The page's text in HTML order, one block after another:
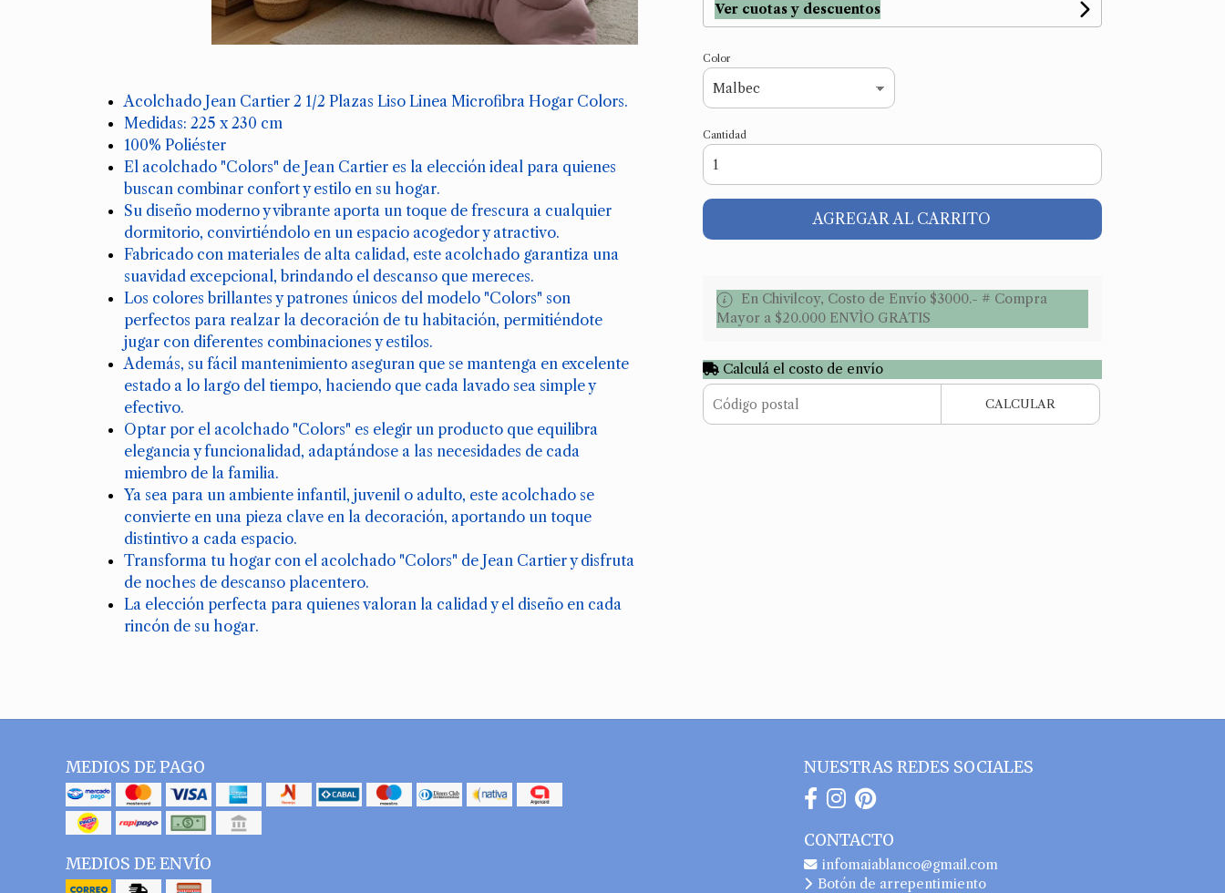
Acolchado Jean Cartier 2 1/2 Plazas Liso Linea Microfibra Hogar Colors.
Medidas: 225 x 230 cm
100% Poliéster
El acolchado "Colors" de Jean Cartier es la elección ideal para quienes
buscan combinar confort y estilo en su hogar.
Su diseño moderno y vibrante aporta un toque de frescura a cualquier
dormitorio, convirtiéndolo en un espacio acogedor y atractivo.
Fabricado con materiales de alta calidad, este acolchado garantiza una
suavidad excepcional, brindando el descanso que mereces.
Los colores brillantes y patrones únicos del modelo "Colors" son
perfectos para realzar la decoración de tu habitación, permitiéndote
jugar con diferentes combinaciones y estilos.
Además, su fácil mantenimiento aseguran que se mantenga en excelente
estado a lo largo del tiempo, haciendo que cada lavado sea simple y
efectivo.
Optar por el acolchado "Colors" es elegir un producto que equilibra
elegancia y funcionalidad, adaptándose a las necesidades de cada
miembro de la familia.
Ya sea para un ambiente infantil, juvenil o adulto, este acolchado se
convierte en una pieza clave en la decoración, aportando un toque
distintivo a cada espacio.
Transforma tu hogar con el acolchado "Colors" de Jean Cartier y disfruta
de noches de descanso placentero.
La elección perfecta para quienes valoran la calidad y el diseño en cada
rincón de su hogar.
Ver cuotas y descuentos
Color
Cantidad
AGREGAR AL CARRITO
En Chivilcoy, Costo de Envío $3000.- # Compra
Mayor a $20.000 ENVÌO GRATIS
Calculá el costo de envío
CALCULAR
MEDIOS DE PAGO
MEDIOS DE ENVÍO
NUESTRAS REDES SOCIALES
CONTACTO
infomaiablanco@gmail.com
Botón de arrepentimiento